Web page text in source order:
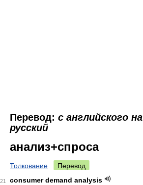
Перевод: с английского на
русский
анализ+спроса
Толкование Перевод
consumer demand analysis